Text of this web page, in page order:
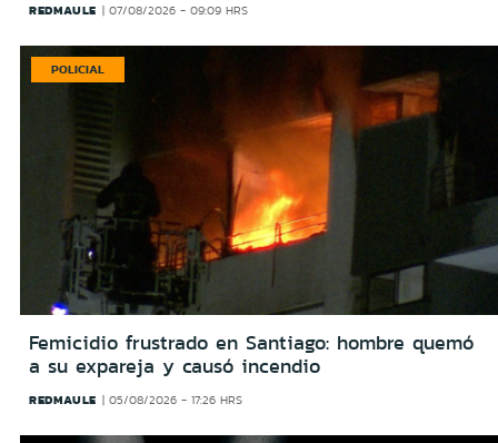
REDMAULE 07/08/2026 - 09:09 HRS
POLICIAL
Femicidio frustrado en Santiago: hombre quemó
a su expareja y causó incendio
REDMAULE 05/08/2026 - 17:26 HRS